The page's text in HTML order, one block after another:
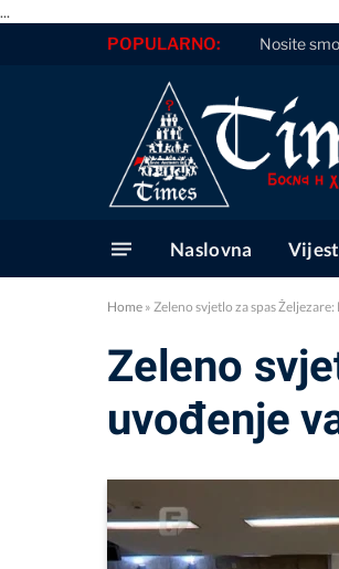
...
POPULARNO: Nosite
Naslovna
Home » Zeleno svjetlo za spas
Zeleno
uvođenje